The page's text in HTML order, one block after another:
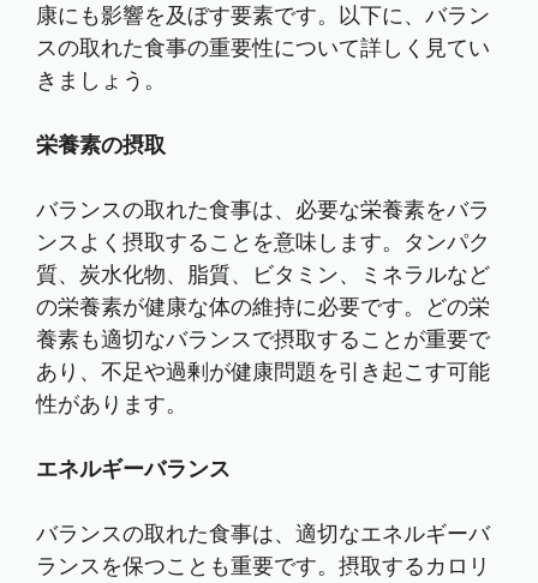
康にも影響を及ぼす要素です。以下に、バラン
スの取れた食事の重要性について詳しく見てい
きましょう。
栄養素の摂取
バランスの取れた食事は、必要な栄養素をバラ
ンスよく摂取することを意味します。タンパク
質、炭水化物、脂質、ビタミン、ミネラルなど
の栄養素が健康な体の維持に必要です。どの栄
養素も適切なバランスで摂取することが重要で
あり、不足や過剰が健康問題を引き起こす可能
性があります。
エネルギーバランス
バランスの取れた食事は、適切なエネルギーバ
ランスを保つことも重要です。摂取するカロリ